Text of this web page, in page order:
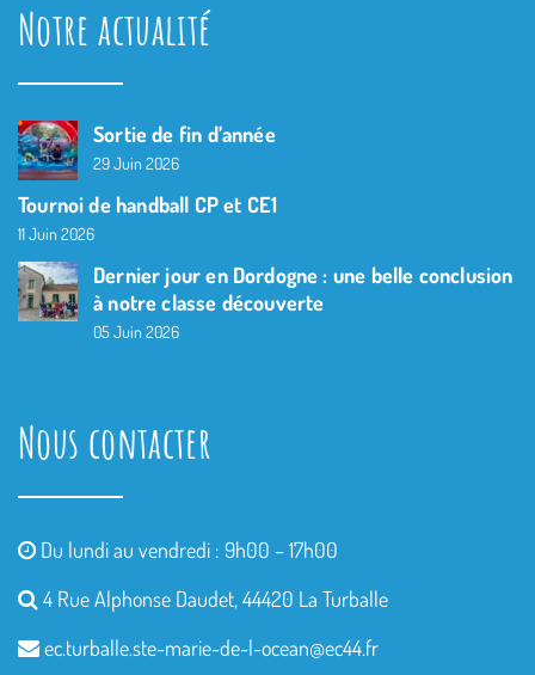
Notre actualité
Sortie de fin d’année
29 Juin 2026
Tournoi de handball CP et CE1
11 Juin 2026
Dernier jour en Dordogne : une belle conclusion
à notre classe découverte
05 Juin 2026
Nous contacter
Du lundi au vendredi : 9h00 – 17h00
4 Rue Alphonse Daudet, 44420 La Turballe
ec.turballe.ste-marie-de-l-ocean@ec44.fr